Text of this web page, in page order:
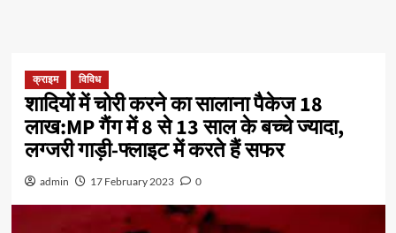
क्राइम विविध
शादियों में चोरी करने का सालाना पैकेज 18
लाख:MP गैंग में 8 से 13 साल के बच्चे ज्यादा,
लग्जरी गाड़ी-फ्लाइट में करते हैं सफर
admin 17 February 2023 0